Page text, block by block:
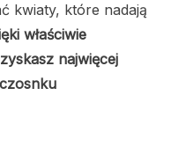
kwiaty, które nadają
właściwie
najwięcej